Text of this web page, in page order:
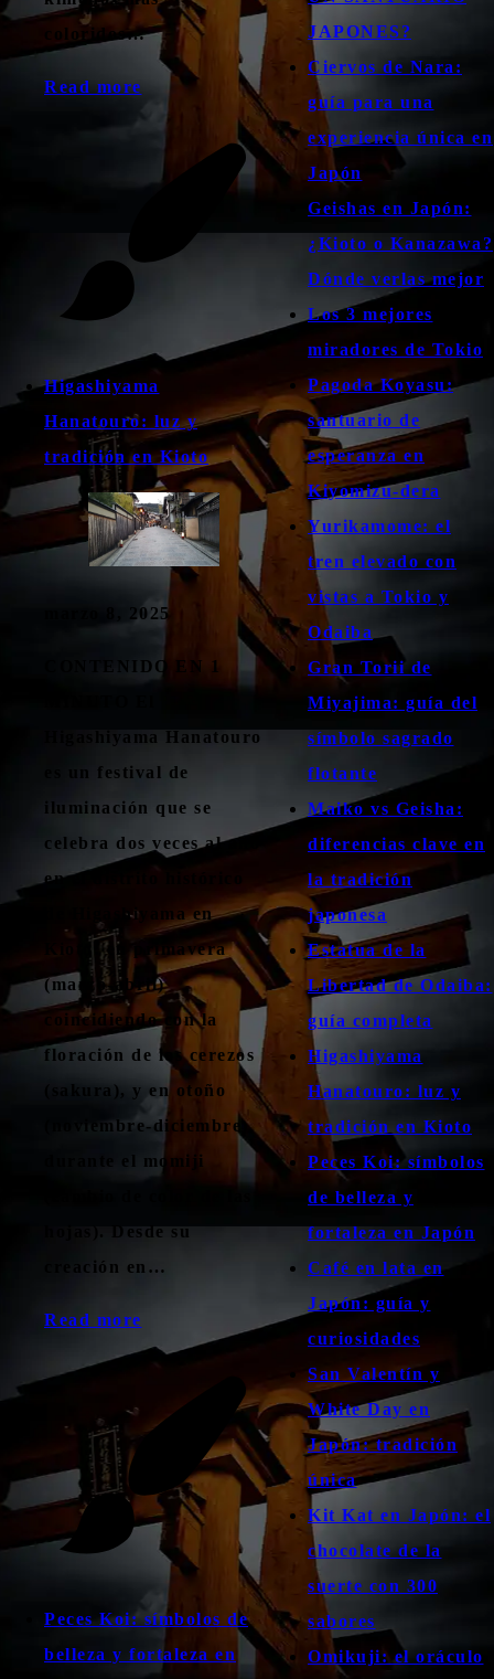
coloridos…
Read more
Higashiyama
Hanatouro: luz y
tradición en Kioto
marzo 8, 2025
CONTENIDO EN 1
Higashiyama Hanatouro
es un festival de
iluminación que se
celebra dos veces al año
en el distrito histórico
de Higashiyama en
Kioto: en primavera
(marzo-abril)
coincidiendo con la
floración de los cerezos
(sakura), y en otoño
(noviembre-diciembre)
durante el momiji
hojas). Desde su
creación en…
Read more
Peces Koi: símbolos de
belleza y fortaleza en
JAPONES?
Ciervos de Nara:
guía para una
experiencia única en
Japón
Geishas en Japón:
¿Kioto o Kanazawa?
Dónde verlas mejor
Los 3 mejores
miradores de Tokio
Pagoda Koyasu:
santuario de
esperanza en
Kiyomizu-dera
Yurikamome: el
tren elevado con
vistas a Tokio y
Odaiba
Gran Torii de
Miyajima: guía del
símbolo sagrado
flotante
Maiko vs Geisha:
diferencias clave en
la tradición
japonesa
Estatua de la
Libertad de Odaiba:
guía completa
Higashiyama
Hanatouro: luz y
tradición en Kioto
Peces Koi: símbolos
de belleza y
fortaleza en Japón
Café en lata en
Japón: guía y
curiosidades
San Valentín y
White Day en
Japón: tradición
única
Kit Kat en Japón: el
chocolate de la
suerte con 300
sabores
Omikuji: el oráculo